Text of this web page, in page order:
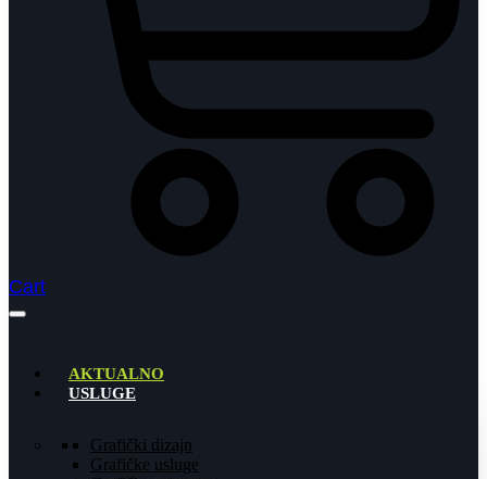
Cart
AKTUALNO
USLUGE
Grafički dizajn
Grafičke usluge